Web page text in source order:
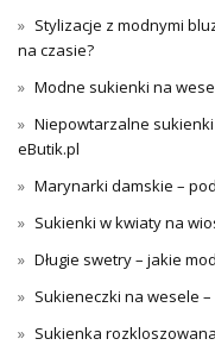
Stylizacje z modnymi
na czasie?
Modne sukienki na
Niepowtarzalne
eButik.pl
Marynarki damskie –
Sukienki w kwiaty na
Długie swetry – jakie
Sukieneczki na wesele
Sukienka